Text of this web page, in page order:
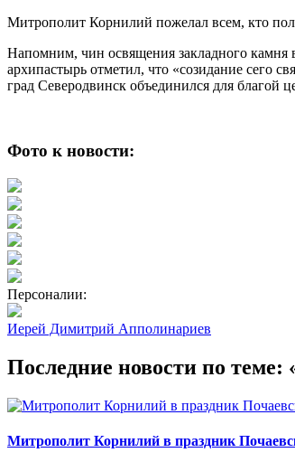
Митрополит Корнилий пожелал всем, кто
Напомним, чин освящения закладного камня
архипастырь отметил, что «созидание сего
град Северодвинск объединился для благой
Фото к новости:
Персоналии:
Иерей Димитрий Апполинариев
Последние новости по
Митрополит Корнилий в праздник